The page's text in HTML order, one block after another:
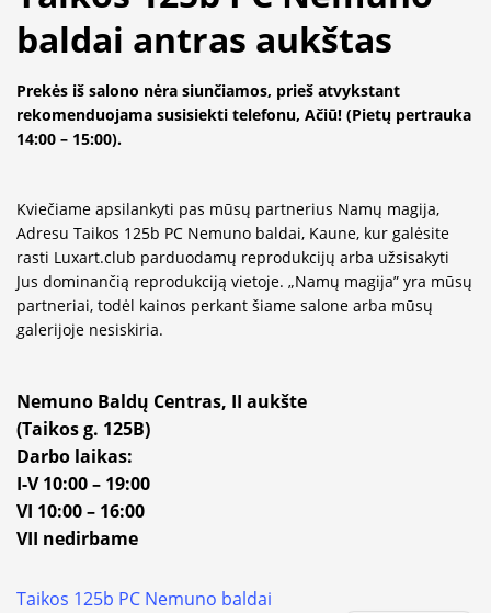
baldai antras aukštas
Prekės iš salono nėra siunčiamos, prieš atvykstant
rekomenduojama susisiekti telefonu, Ačiū! (Pietų pertrauka
14:00 – 15:00).
Kviečiame apsilankyti pas mūsų partnerius Namų magija,
Adresu Taikos 125b PC Nemuno baldai, Kaune, kur galėsite
rasti Luxart.club parduodamų reprodukcijų arba užsisakyti
Jus dominančią reprodukciją vietoje. „Namų magija” yra mūsų
partneriai, todėl kainos perkant šiame salone arba mūsų
galerijoje nesiskiria.
Nemuno Baldų Centras, II aukšte
(Taikos g. 125B)
Darbo laikas:
I-V 10:00 – 19:00
VI 10:00 – 16:00
VII nedirbame
Taikos 125b PC Nemuno baldai